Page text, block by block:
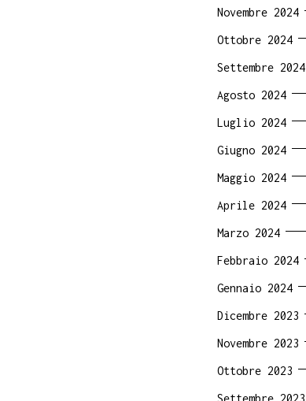
Novembre 2024
Ottobre 2024
Settembre 2024
Agosto 2024
Luglio 2024
Giugno 2024
Maggio 2024
Aprile 2024
Marzo 2024
Febbraio 2024
Gennaio 2024
Dicembre 2023
Novembre 2023
Ottobre 2023
Settembre 2023